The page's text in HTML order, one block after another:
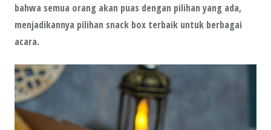
bahwa semua orang akan puas dengan pilihan yang ada,
menjadikannya pilihan snack box terbaik untuk berbagai
acara.